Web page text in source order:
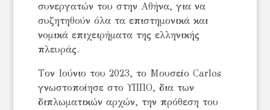
συνεργατών του στην Αθήνα, για να
συζητηθούν όλα τα επιστημονικά και
νομικά επιχειρήματα της ελληνικής
πλευράς.
Tον Ιούνιο του 2023, το Μουσείο Carlos
γνωστοποίησε στο ΥΠΠΟ, δια των
διπλωματικών αρχών, την πρόθεση του